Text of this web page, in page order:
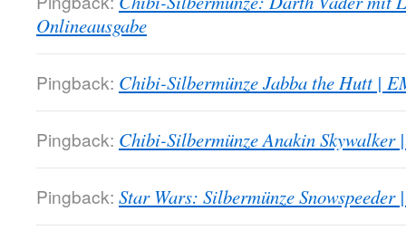
Onlineausgabe
Pingback: Chibi-Silbermünze Jabba the Hutt |
Pingback: Chibi-Silbermünze Anakin Skywalker
Pingback: Star Wars: Silbermünze